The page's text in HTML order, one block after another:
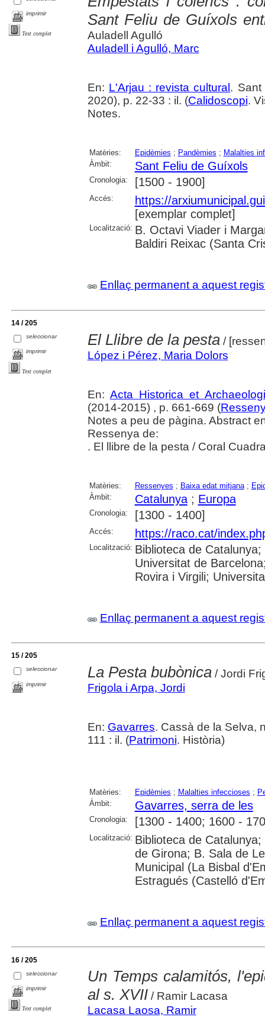
imprimir
Text complet
Sant Feliu de Guíxols
Auladell Agulló
Auladell i Agulló, Marc
En: L'Arjau : revista cultural . Sant
2020), p. 22-33 : il. (Calidoscopi.
Notes.
Matèries: Epidèmies ; Pandèmies ; Malalties
Àmbit:
Sant Feliu de Guíxols
Cronologia: [1500 - 1900]
Accés:
https://
[exemplar complet]
Localització: B. Octavi Viader i
Baldiri Reixac (Santa
Enllaç permanent a aquest
14 / 205
seleccionar
imprimir
Text complet
El Llibre de la pesta/
López i Pérez, Maria Dolors
En: Acta Historica et
(2014-2015) , p. 661-669 (
Notes a peu de pàgina. Abstract
Ressenya de:
. El llibre de la pesta / Coral
Matèries: Ressenyes ; Baixa edat mitjana;
Àmbit:
Catalunya; Europa
Cronologia: [1300 - 1400]
Accés: https://raco.cat/
Localització: Biblioteca de
Universitat de
Rovira i Virgili;
Enllaç permanent a aquest
15 / 205
seleccionar
imprimir
La Pesta bubònica/ Jordi
Frigola i Arpa, Jordi
En: Gavarres. Cassà de la Selva,
111 : il. (Patrimoni. Història)
Matèries: Epidèmies ; Malalties infeccioses ;
Àmbit:
Gavarres, serra de les
Cronologia: [1300 - 1400; 1600 -
Localització: Biblioteca de
de Girona; B. Sala de
Municipal (La Bisbal
Estragués (Castelló
Enllaç permanent a aquest
16 / 205
seleccionar
imprimir
Text complet
Un Temps calamitós,
al s. XVII/ Ramir Lacasa
Lacasa Laosa, Ramir